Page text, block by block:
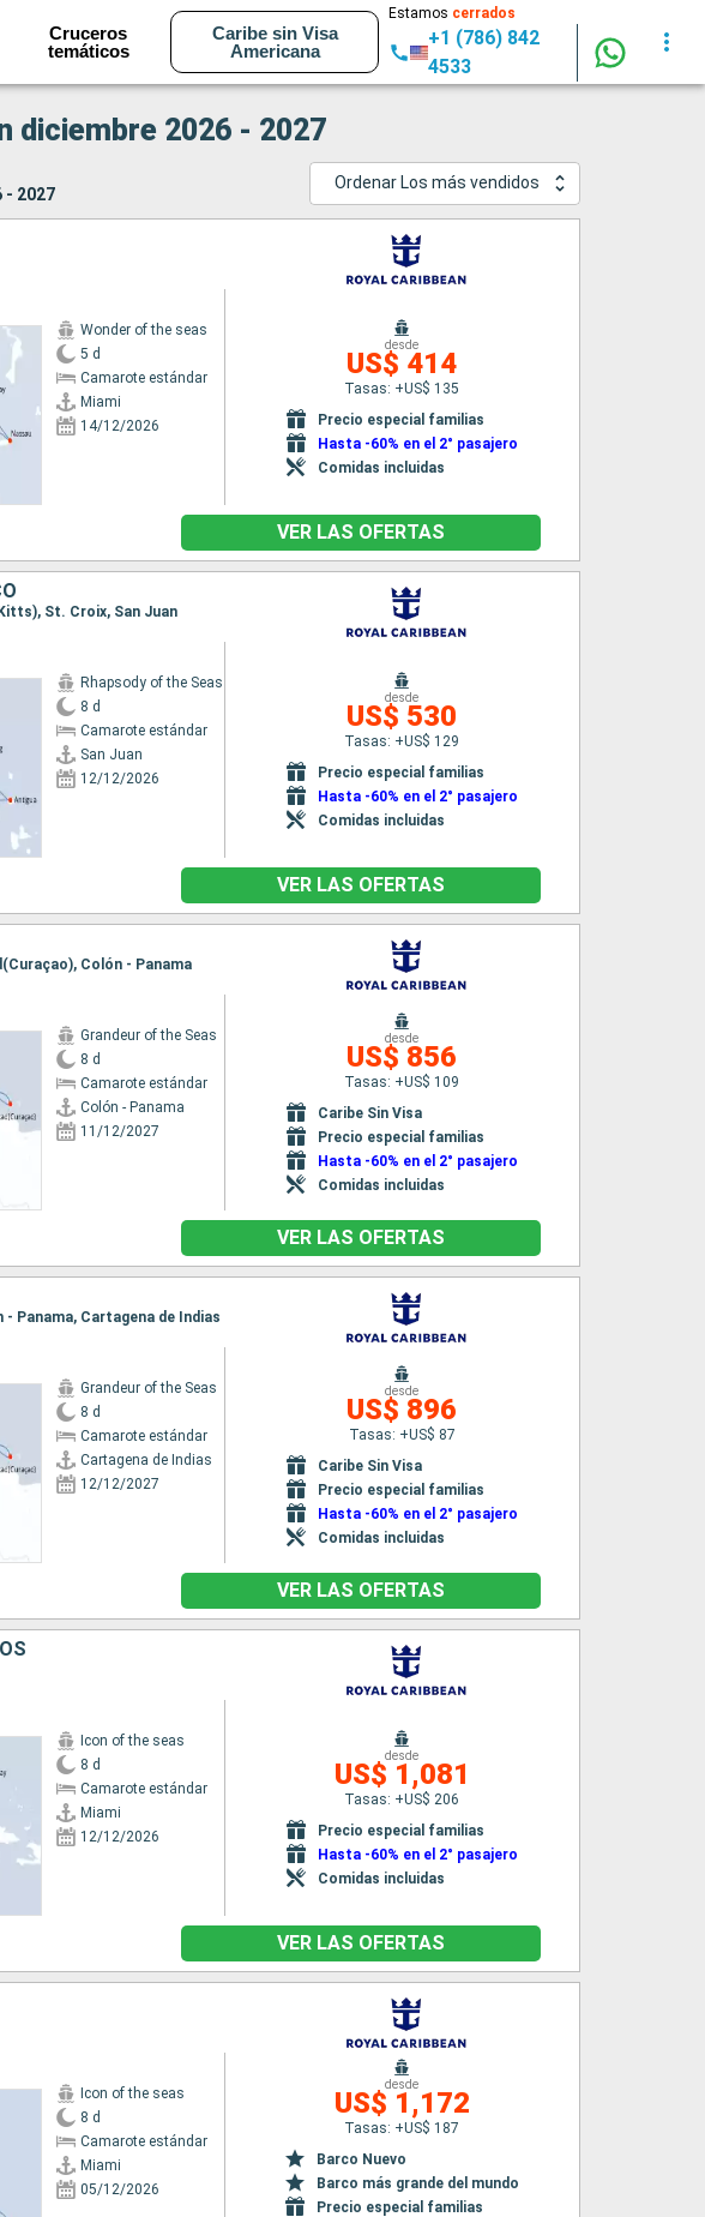
Cruceros
temáticos
Caribe sin Visa
Americana
Estamos cerrados
+1 (786) 842
4533
diciembre 2026 - 2027
- 2027
Ordenar Los más vendidos
Wonder of the seas
5 d
Camarote estándar
Miami
14/12/2026
desde
US$ 414
Tasas: +US$ 135
Precio especial familias
Hasta -60% en el 2° pasajero
Comidas incluidas
VER LAS OFERTAS
St. Croix, San Juan
Rhapsody of the Seas
8 d
Camarote estándar
San Juan
12/12/2026
desde
US$ 530
Tasas: +US$ 129
Precio especial familias
Hasta -60% en el 2° pasajero
Comidas incluidas
VER LAS OFERTAS
Colón - Panama
Grandeur of the Seas
8 d
Camarote estándar
Colón - Panama
11/12/2027
desde
US$ 856
Tasas: +US$ 109
Caribe Sin Visa
Precio especial familias
Hasta -60% en el 2° pasajero
Comidas incluidas
VER LAS OFERTAS
Panama, Cartagena de Indias
Grandeur of the Seas
8 d
Camarote estándar
Cartagena de Indias
12/12/2027
desde
US$ 896
Tasas: +US$ 87
Caribe Sin Visa
Precio especial familias
Hasta -60% en el 2° pasajero
Comidas incluidas
VER LAS OFERTAS
Icon of the seas
8 d
Camarote estándar
Miami
12/12/2026
desde
US$ 1,081
Tasas: +US$ 206
Precio especial familias
Hasta -60% en el 2° pasajero
Comidas incluidas
VER LAS OFERTAS
Icon of the seas
8 d
Camarote estándar
Miami
05/12/2026
desde
US$ 1,172
Tasas: +US$ 187
Barco Nuevo
Barco más grande del mundo
Precio especial familias